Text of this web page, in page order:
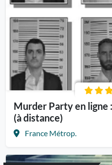
Murder Party en ligne
(à distance)
France Métrop.